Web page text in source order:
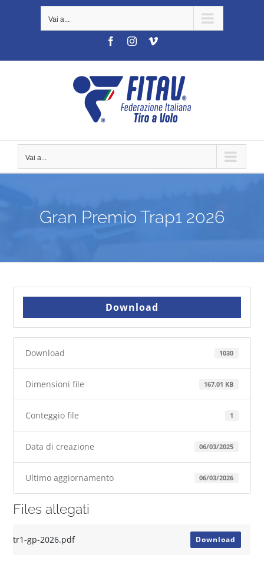
Vai a...
FacebookInstagramVimeo
Vai a...
Gran Premio Trap1 2026
Download
Download 1030
Dimensioni file 167.01 KB
Conteggio file 1
Data di creazione 06/03/2025
Ultimo aggiornamento 06/03/2026
Files allegati
tr1-gp-2026.pdf Download